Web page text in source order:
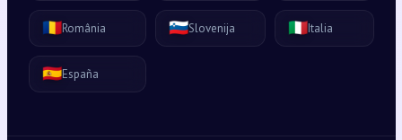
🇷🇴România 🇸🇮Slovenija 🇮🇹Italia
🇪🇸España